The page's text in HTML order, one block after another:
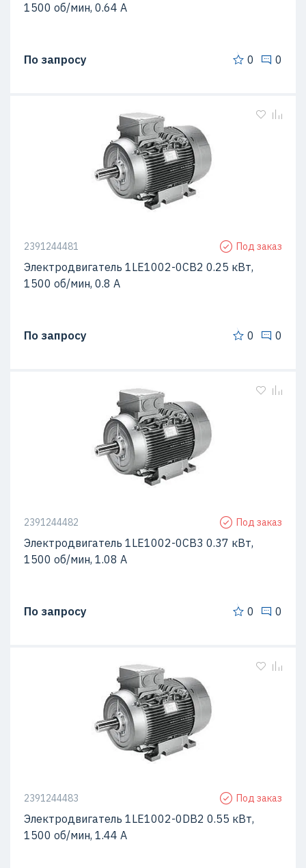
1500 об/мин, 0.64 A
По запросу 0 0
2391244481 Под заказ
Электродвигатель 1LE1002-0CB2 0.25 кВт,
1500 об/мин, 0.8 A
По запросу 0 0
2391244482 Под заказ
Электродвигатель 1LE1002-0CB3 0.37 кВт,
1500 об/мин, 1.08 A
По запросу 0 0
2391244483 Под заказ
Электродвигатель 1LE1002-0DB2 0.55 кВт,
1500 об/мин, 1.44 A